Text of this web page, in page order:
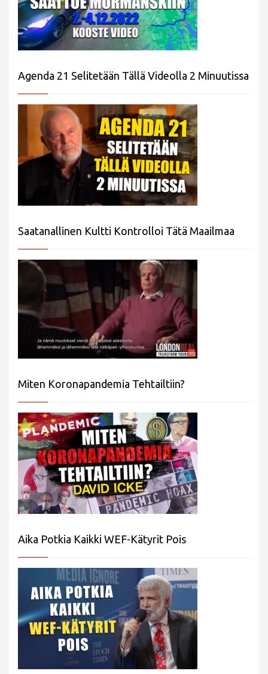
Agenda 21 Selitetään Tällä Videolla 2 Minuutissa
Saatanallinen Kultti Kontrolloi Tätä Maailmaa
Miten Koronapandemia Tehtailtiin?
Aika Potkia Kaikki WEF-Kätyrit Pois